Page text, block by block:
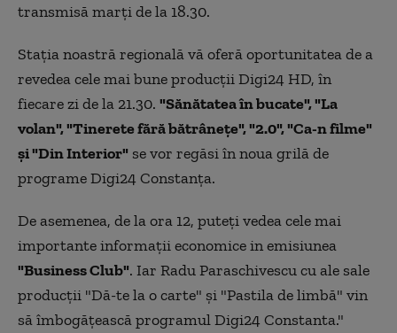
transmisă marţi de la 18.30.
Staţia noastră regională vă oferă oportunitatea de a
revedea cele mai bune producţii Digi24 HD, în
fiecare zi de la 21.30. "Sănătatea în bucate", "La
volan", "Tinerete fără bătrâneţe", "2.0", "Ca-n filme"
şi "Din Interior" se vor regăsi în noua grilă de
programe Digi24 Constanţa.
De asemenea, de la ora 12, puteţi vedea cele mai
importante informaţii economice in emisiunea
"Business Club". Iar Radu Paraschivescu cu ale sale
producţii "Dă-te la o carte" şi "Pastila de limbă" vin
să îmbogăţească programul Digi24 Constanta."